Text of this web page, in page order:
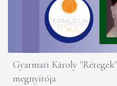
Gyarmati Károly
megnyitója